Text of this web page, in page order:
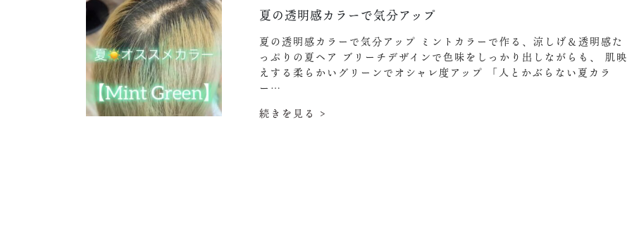
夏の透明感カラーで気分アップ
夏の透明感カラーで気分アップ ミントカラーで作る、涼しげ＆透明感た
っぷりの夏ヘア ブリーチデザインで色味をしっかり出しながらも、 肌映
えする柔らかいグリーンでオシャレ度アップ 「人とかぶらない夏カラ
ー…
続きを見る >